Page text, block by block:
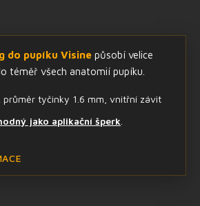
do pupíku Visine působí velice
téměř všech anatomií pupíku.
průměr tyčinky 1.6 mm, vnitřní závit
jako aplikační šperk